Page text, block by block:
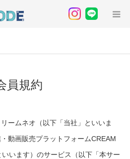
員規約
ームネオ（以下「当社」といいま
動画販売プラットフォームCREAM
います）のサービス（以下「本サー